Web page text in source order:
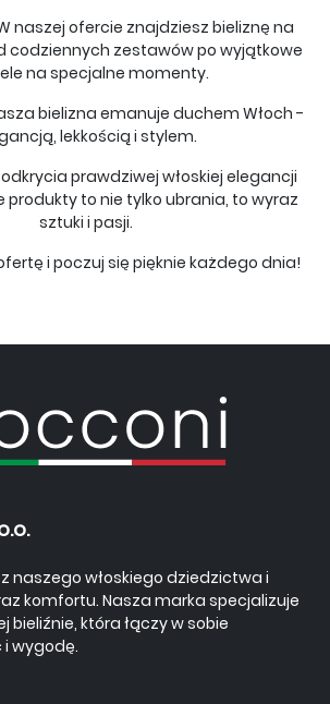
naszej ofercie znajdziesz bieliznę na
codziennych zestawów po wyjątkowe
na specjalne momenty.
bielizna emanuje duchem Włoch -
lekkością i stylem.
prawdziwej włoskiej elegancji
produkty to nie tylko ubrania, to wyraz
sztuki i pasji.
i poczuj się pięknie każdego dnia!
naszego włoskiego dziedzictwa i
komfortu. Nasza marka specjalizuje
bieliźnie, która łączy w sobie
wygodę.